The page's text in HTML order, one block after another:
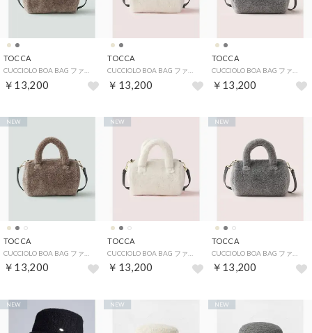
TOCCA
￥13,200
TOCCA
￥13,200
TOCCA
￥13,200
TOCCA
￥13,200
NEW
TOCCA
￥13,200
NEW
TOCCA
￥13,200
NEW
NEW NEW NEW